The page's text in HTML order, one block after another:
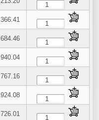
366.41
684.46
940.04
767.16
924.08
726.01